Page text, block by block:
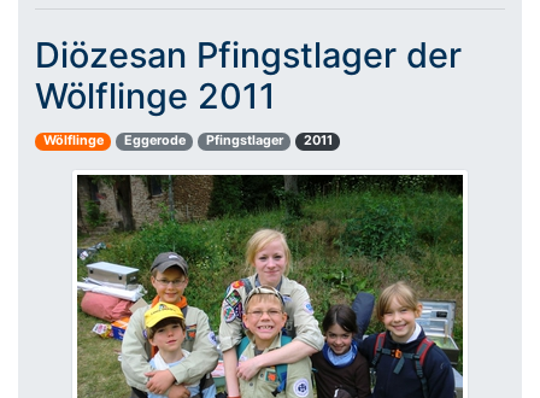
Diözesan Pfingstlager der
Wölflinge 2011
Wölflinge Eggerode Pfingstlager 2011